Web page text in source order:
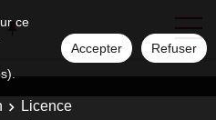
ce
Accepter Refuser
Licence